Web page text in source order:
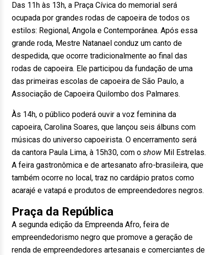
Das 11h às 13h, a Praça Cívica do memorial será
ocupada por grandes rodas de capoeira de todos os
estilos: Regional, Angola e Contemporânea. Após essa
grande roda, Mestre Natanael conduz um canto de
despedida, que ocorre tradicionalmente ao final das
rodas de capoeira. Ele participou da fundação de uma
das primeiras escolas de capoeira de São Paulo, a
Associação de Capoeira Quilombo dos Palmares.
Às 14h, o público poderá ouvir a voz feminina da
capoeira, Carolina Soares, que lançou seis álbuns com
músicas do universo capoeirista. O encerramento será
da cantora Paula Lima, à 15h30, com o show Mil Estrelas.
A feira gastronômica e de artesanato afro-brasileira, que
também ocorre no local, traz no cardápio pratos como
acarajé e vatapá e produtos de empreendedores negros.
Praça da República
A segunda edição da Empreenda Afro, feira de
empreendedorismo negro que promove a geração de
renda de empreendedores artesanais e comerciantes de